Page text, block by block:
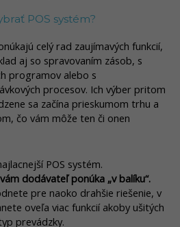
POS systém?
celý rad zaujímavých funkcií,
aj so spravovaním zásob, s
programov alebo s
procesov. Ich výber pritom
sa začína prieskumom trhu a
čo vám môže ten či onen
POS systém.
dodávateľ ponúka „v balíku“.
pre naoko drahšie riešenie, v
oveľa viac funkcií akoby ušitých
prevádzky.